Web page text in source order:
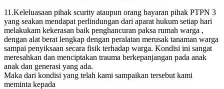
11.Keleluasaan pihak scurity ataupun orang bayaran pihak PTPN 3
yang seakan mendapat perlindungan dari aparat hukum setiap hari
melakukam kekerasan baik penghancuran paksa rumah warga ,
dengan alat berat lengkap dengan peralatan merusak tanaman warga
sampai penyiksaan secara fisik terhadap warga. Kondisi ini sangat
meresahkan dan menciptakan trauma berkepanjangan pada anak
anak dan generasi yang ada.
Maka dari kondisi yang telah kami sampaikan tersebut kami
meminta kepada